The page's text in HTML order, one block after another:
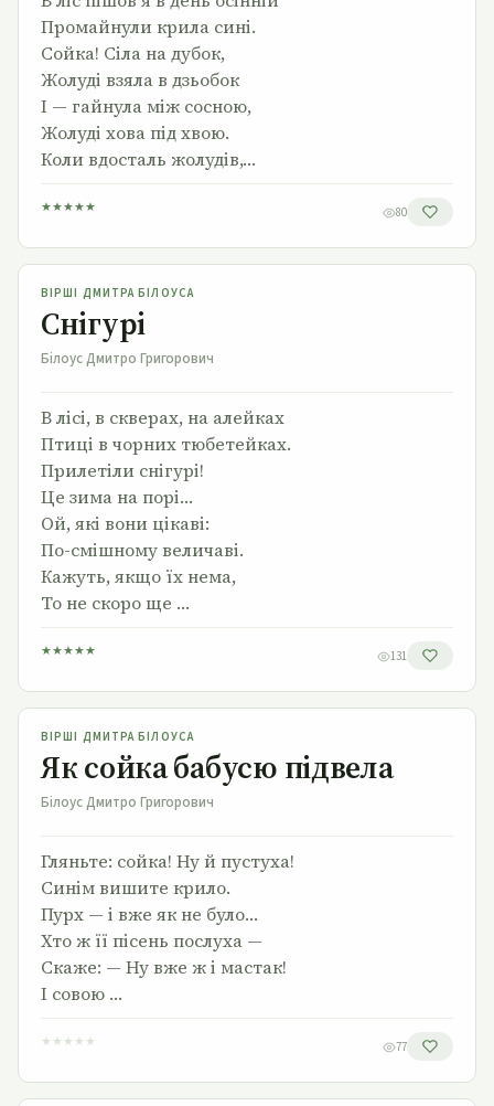
Промайнули крила сині.
Сойка! Сіла на дубок,
Жолуді взяла в дзьобок
І — гайнула між сосною,
Жолуді хова під хвою.
Коли вдосталь жолудів,…
★★★★★ 80
Снігурі
ВІРШІ ДМИТРА БІЛОУСА
Снігурі
Білоус Дмитро Григорович
В лісі, в скверах, на алейках
Птиці в чорних тюбетейках.
Прилетіли снігурі!
Це зима на порі…
Ой, які вони цікаві:
По-смішному величаві.
Кажуть, якщо їх нема,
То не скоро ще …
★★★★★ 131
Як сойка бабусю підвела
ВІРШІ ДМИТРА БІЛОУСА
Як сойка бабусю підвела
Білоус Дмитро Григорович
Гляньте: сойка! Ну й пустуха!
Синім вишите крило.
Пурх — і вже як не було…
Хто ж її пісень послуха —
Скаже: — Ну вже ж і мастак!
І совою …
★ ★ ★ ★ ★ 77
Про горобчика-молодчика